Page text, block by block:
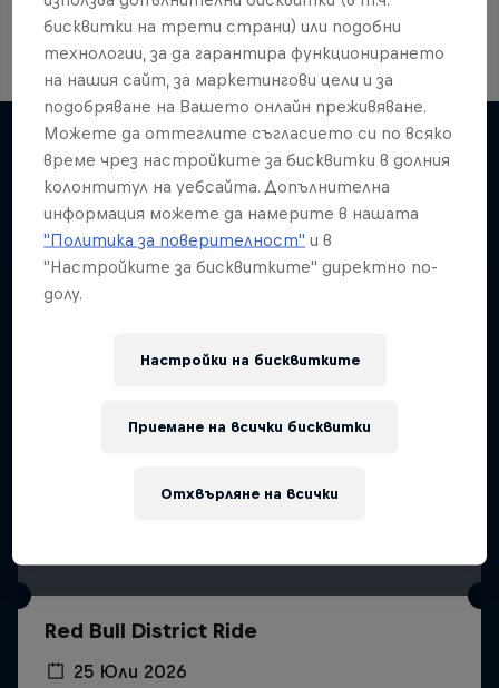
Подобни
Red Bull District Ride
25 Юли 2026
бисквитки на трети страни) или подобни
технологии, за да гарантира функционирането
на нашия сайт, за маркетингови цели и за
подобряване на Вашето онлайн преживяване.
Можете да оттеглите съгласието си по всяко
време чрез настройките за бисквитки в долния
колонтитул на уебсайта. Допълнителна
информация можете да намерите в нашата
"Политика за поверителност" и в
"Настройките за бисквитките" директно по-
долу.
Настройки на бисквитките
Отхвърляне на всички
Приемане на всички бисквитки